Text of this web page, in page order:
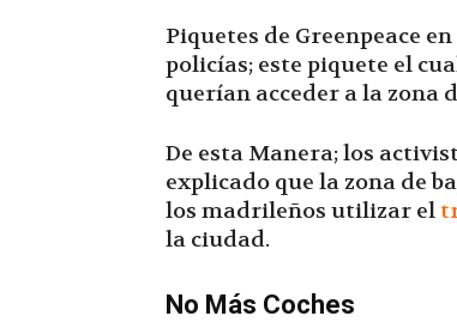
Piquetes de Greenpeace
policías; este piquete el
querían acceder a la zona
De esta Manera; los
explicado que la zona de
los madrileños utilizar el
la ciudad.
No Más Coches